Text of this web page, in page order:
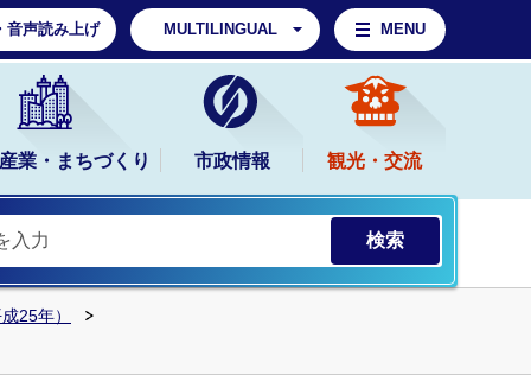
音声読み上げ MULTILINGUAL MENU
業・まちづくり 市政情報 観光・交流
25年）